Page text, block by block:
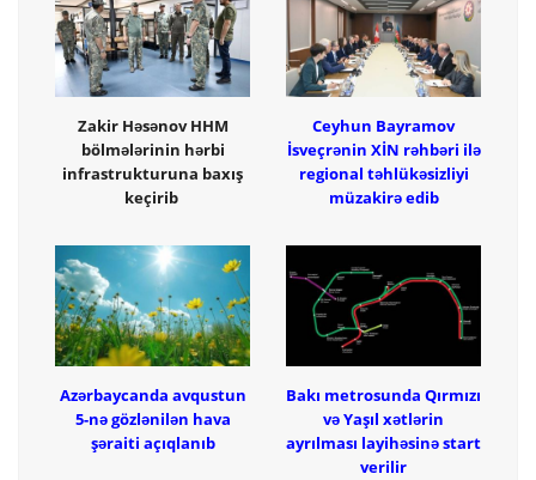
Zakir Həsənov HHM
bölmələrinin hərbi
infrastrukturuna baxış
keçirib
Ceyhun Bayramov
İsveçrənin XİN rəhbəri ilə
regional təhlükəsizliyi
müzakirə edib
Azərbaycanda avqustun
5-nə gözlənilən hava
şəraiti açıqlanıb
Bakı metrosunda Qırmızı
və Yaşıl xətlərin
ayrılması layihəsinə start
verilir